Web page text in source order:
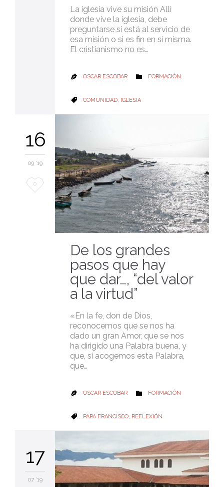
La iglesia vive su misión Allí
donde vive la iglesia, debe
preguntarse si está al servicio de
esa misión o si es fin en sí misma.
El cristianismo no es…
 OSCAR ESCOBAR  CATEGORY
FORMACIÓN
 CATEGORY
COMUNIDAD, IGLESIA
16
09 '19
Love
0
De los grandes
pasos que hay
que dar…, “del valor
a la virtud”
«En la fe, don de Dios,
reconocemos que se nos ha
dado un gran Amor, que se nos
ha dirigido una Palabra buena, y
que, si acogemos esta Palabra,
que…
 OSCAR ESCOBAR  CATEGORY
FORMACIÓN
 CATEGORY
PAPA FRANCISCO, REFLEXIÓN
17
07 '19